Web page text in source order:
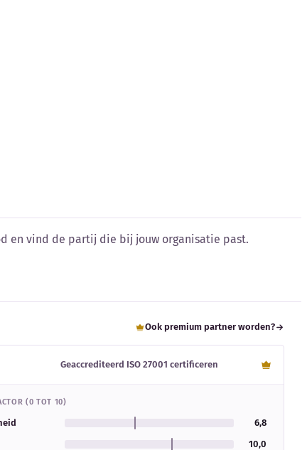
en vind de partij die bij jouw organisatie past.
Ook premium partner worden?
Geaccrediteerd ISO 27001 certificeren
(0 TOT 10)
6,8
10,0